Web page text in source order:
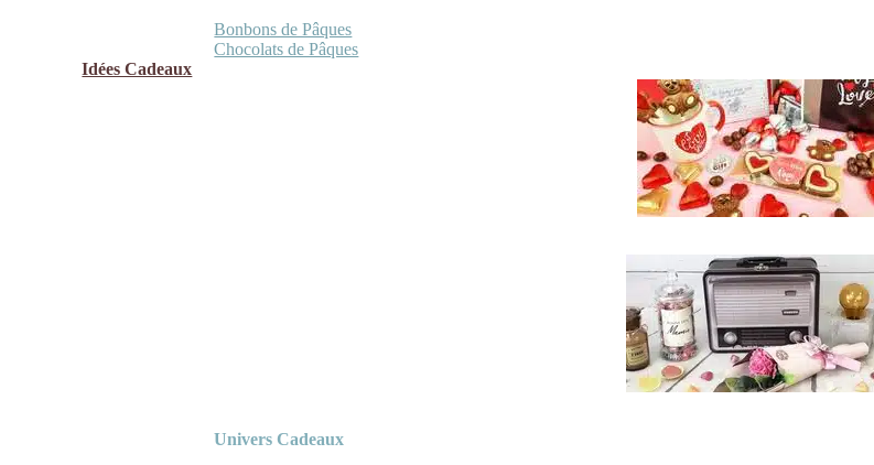
Bonbons de Pâques
Chocolats de Pâques
Idées Cadeaux
Univers Cadeaux